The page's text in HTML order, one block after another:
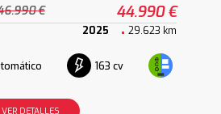
€ 44.990 €
2025 29.623 km
163 cv
VER DETALLES